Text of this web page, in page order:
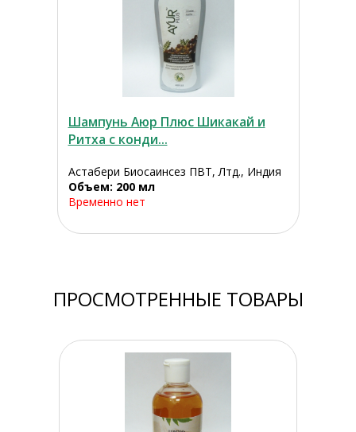
Шампунь Аюр Плюс Шикакай и
Ритха с конди...
Астабери Биосаинсез ПВТ, Лтд., Индия
Объем: 200 мл
Временно нет
ПРОСМОТРЕННЫЕ ТОВАРЫ